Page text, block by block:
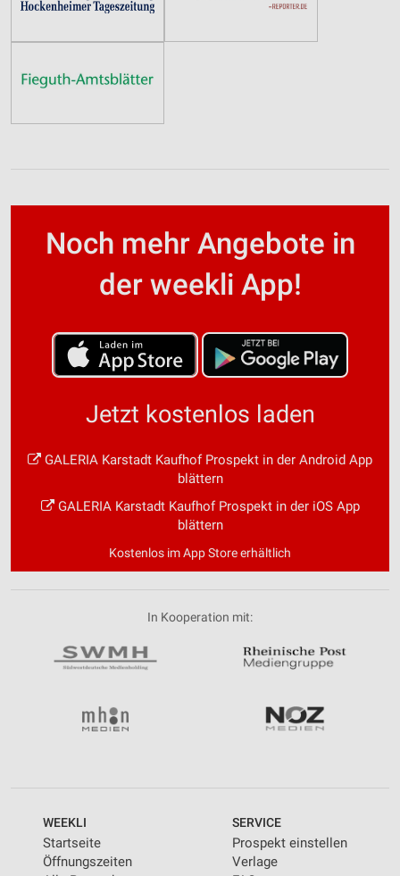
Noch mehr Angebote in
der weekli App!
Jetzt kostenlos laden
GALERIA Karstadt Kaufhof Prospekt in der Android App
blättern
GALERIA Karstadt Kaufhof Prospekt in der iOS App
blättern
Kostenlos im App Store erhältlich
In Kooperation mit:
WEEKLI
Startseite
Öffnungszeiten
SERVICE
Prospekt einstellen
Verlage